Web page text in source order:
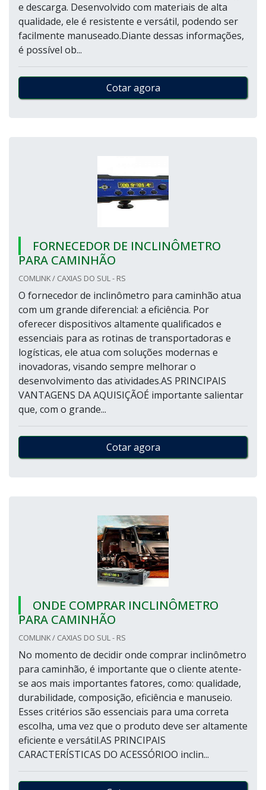
e descarga. Desenvolvido com materiais de alta
qualidade, ele é resistente e versátil, podendo ser
facilmente manuseado.Diante dessas informações,
é possível ob...
Cotar agora
FORNECEDOR DE INCLINÔMETRO
PARA CAMINHÃO
COMLINK / CAXIAS DO SUL - RS
O fornecedor de inclinômetro para caminhão atua
com um grande diferencial: a eficiência. Por
oferecer dispositivos altamente qualificados e
essenciais para as rotinas de transportadoras e
logísticas, ele atua com soluções modernas e
inovadoras, visando sempre melhorar o
desenvolvimento das atividades.AS PRINCIPAIS
VANTAGENS DA AQUISIÇÃOÉ importante salientar
que, com o grande...
Cotar agora
ONDE COMPRAR INCLINÔMETRO
PARA CAMINHÃO
COMLINK / CAXIAS DO SUL - RS
No momento de decidir onde comprar inclinômetro
para caminhão, é importante que o cliente atente-
se aos mais importantes fatores, como: qualidade,
durabilidade, composição, eficiência e manuseio.
Esses critérios são essenciais para uma correta
escolha, uma vez que o produto deve ser altamente
eficiente e versátil.AS PRINCIPAIS
CARACTERÍSTICAS DO ACESSÓRIOO inclin...